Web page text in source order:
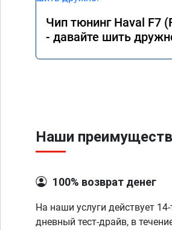
Чип тюнинг Haval F7
- давайте шить
Наши
100% возврат денег
На наши услуги действует 14-
дневный тест-драйв, в